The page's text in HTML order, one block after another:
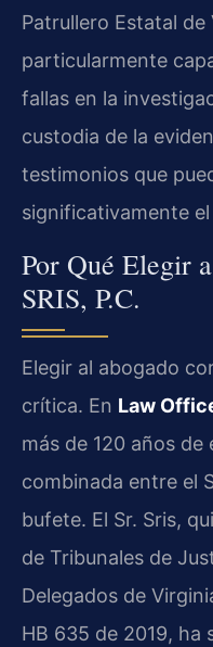
Patrullero Estatal de
particularmente
fallas en la
custodia de la
testimonios que
significativamente
Por Qué Elegir
SRIS, P.C.
Elegir al abogado
crítica. En Law
más de 120 años de
combinada entre el
bufete. El Sr. Sris,
de Tribunales de
Delegados de
HB 635 de 2019, ha